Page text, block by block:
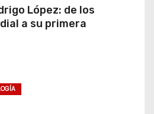
López: de los
a su primera